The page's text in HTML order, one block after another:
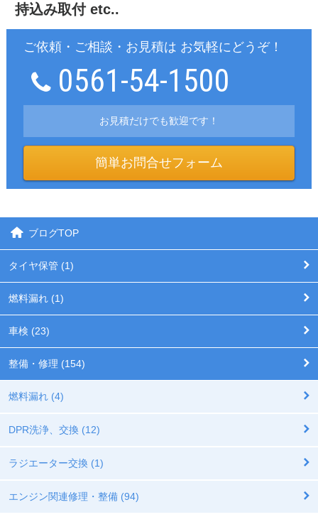
持込み取付 etc..
ご依頼・ご相談・お見積は お気軽にどうぞ！
0561-54-1500
お見積だけでも歓迎です！
簡単お問合せフォーム
ブログTOP
タイヤ保管 (1)
燃料漏れ (1)
車検 (23)
整備・修理 (154)
燃料漏れ (4)
DPR洗浄、交換 (12)
ラジエーター交換 (1)
エンジン関連修理・整備 (94)